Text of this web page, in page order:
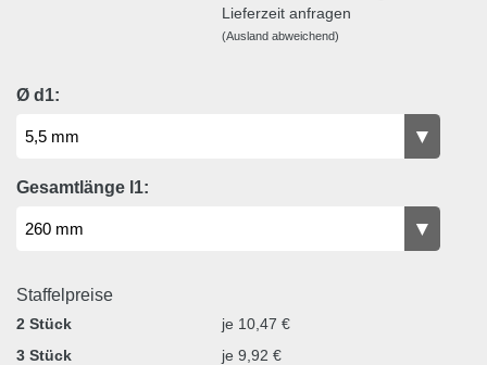
Lieferzeit anfragen
(Ausland abweichend)
Ø d1:
Gesamtlänge l1:
Staffelpreise
2 Stück
je 10,47 €
3 Stück
je 9,92 €